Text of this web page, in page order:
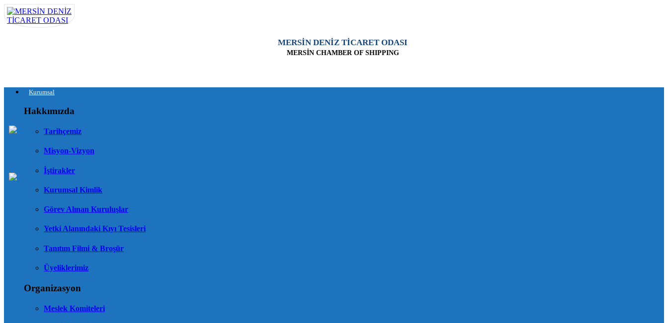
MERSİN DENİZ TİCARET ODASI
MERSİN CHAMBER OF SHIPPING
Kurumsal
Hakkımızda
Tarihçemiz
Misyon-Vizyon
İştirakler
Kurumsal Kimlik
Görev Alınan Kuruluşlar
Yetki Alanındaki Kıyı Tesisleri
Tanıtım Filmi & Broşür
Üyeliklerimiz
Organizasyon
Meslek Komiteleri